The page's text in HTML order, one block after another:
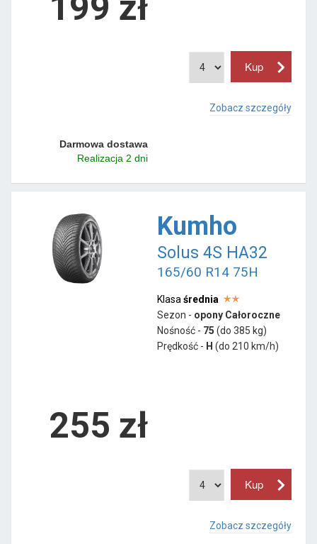
Zobacz szczegóły
Darmowa dostawa
Realizacja 2 dni
Kumho
Solus 4S HA32
165/60 R14 75H
Klasa średnia
Sezon - opony Całoroczne
Nośność - 75 (do 385 kg)
Prędkość - H (do 210 km/h)
255 zł
Zobacz szczegóły